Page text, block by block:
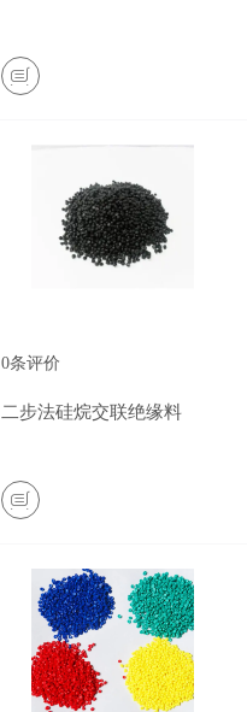
0条评价
二步法硅烷交联绝缘料